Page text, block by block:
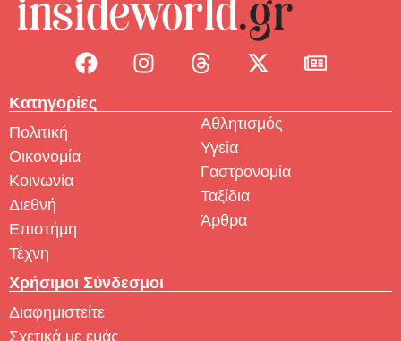
Κατηγορίες
Πολιτική
Οικονομία
Κοινωνία
Διεθνή
Επιστήμη
Τέχνη
Αθλητισμός
Υγεία
Γαστρονομία
Ταξίδια
Άρθρα
Χρήσιμοι Σύνδεσμοι
Διαφημιστείτε
Σχετικά με εμάς